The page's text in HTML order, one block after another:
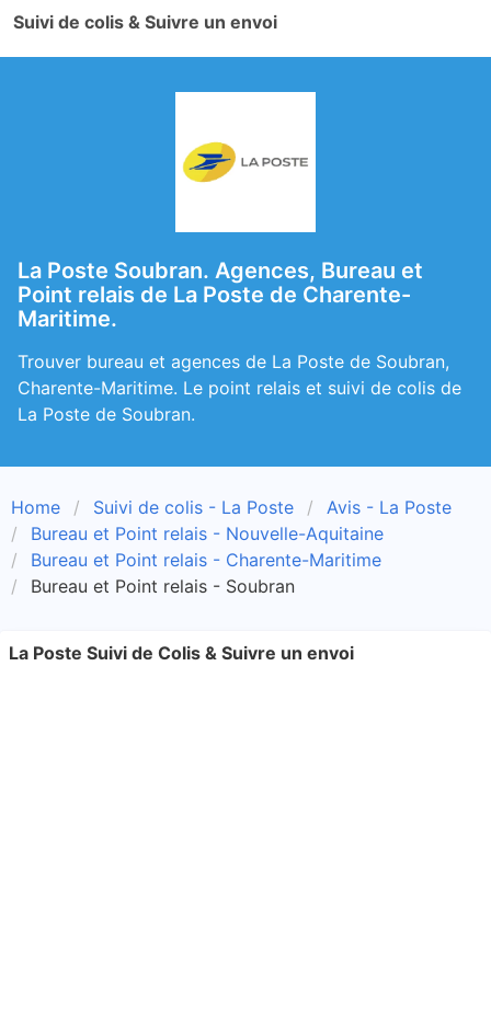
Suivi de colis & Suivre un envoi
La Poste Soubran. Agences, Bureau et
Point relais de La Poste de Charente-
Maritime.
Trouver bureau et agences de La Poste de Soubran,
Charente-Maritime. Le point relais et suivi de colis de
La Poste de Soubran.
Home Suivi de colis - La Poste
Avis - La Poste
Bureau et Point relais - Nouvelle-Aquitaine
Bureau et Point relais - Charente-Maritime
Bureau et Point relais - Soubran
La Poste Suivi de Colis & Suivre un envoi